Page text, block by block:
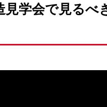
見学会で見るべ